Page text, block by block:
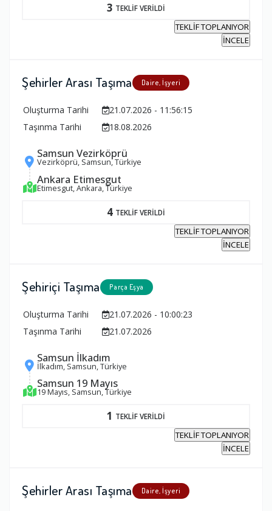
3 TEKLİF VERİLDİ
TEKLİF TOPLANIYOR
İNCELE
Şehirler Arası Taşıma Daire, İşyeri
Oluşturma Tarihi
21.07.2026 - 11:56:15
Taşınma Tarihi
18.08.2026
Samsun Vezirköprü
Vezirköprü, Samsun, Türkiye
Ankara Etimesgut
Etimesgut, Ankara, Türkiye
4 TEKLİF VERİLDİ
TEKLİF TOPLANIYOR
İNCELE
Şehiriçi Taşıma Parça Eşya
Oluşturma Tarihi
21.07.2026 - 10:00:23
Taşınma Tarihi
21.07.2026
Samsun İlkadım
İlkadım, Samsun, Türkiye
Samsun 19 Mayıs
19 Mayıs, Samsun, Türkiye
1 TEKLİF VERİLDİ
TEKLİF TOPLANIYOR
İNCELE
Şehirler Arası Taşıma Daire, İşyeri